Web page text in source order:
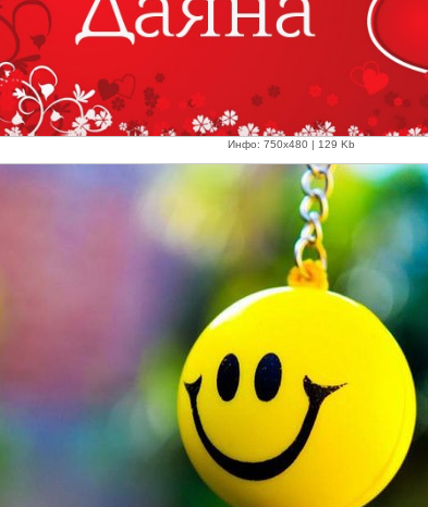
Инфо: 750х480 | 129 Kb